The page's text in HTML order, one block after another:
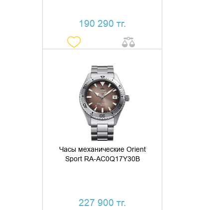
190 290 тг.
Часы механические Orient
Sport RA-AC0Q17Y30B
227 900 тг.
ДОБАВИТЬ В КОРЗИНУ
КУПИТЬ В 1 КЛИК